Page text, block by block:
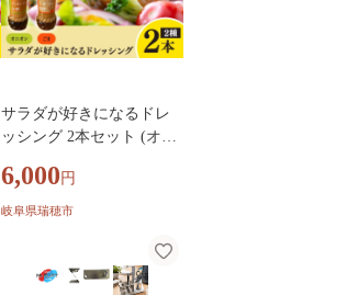
サラダが好きになるドレ
ッシング 2本セット (オニ
6,000 円
岐阜県瑞穂市